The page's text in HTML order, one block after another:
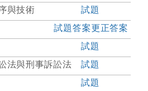
與技術
試題
試題答案更正答案
試題
法與刑事訴訟法
試題
試題